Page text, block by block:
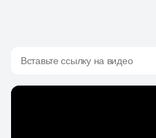
Вставьте ссылку на видео